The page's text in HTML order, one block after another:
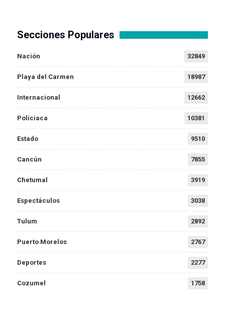
Secciones Populares
Nación 32849
Playa del Carmen 18987
Internacional 12662
Policiaca 10381
Estado 9510
Cancún 7855
Chetumal 3919
Espectáculos 3038
Tulum 2892
Puerto Morelos 2767
Deportes 2277
Cozumel 1758